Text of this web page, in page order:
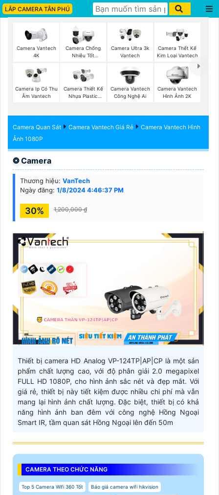
LẮP CAMERA TÂN PHÚ
Camera Vantech
4K
Camera Chống
Nhiễu Tốt
Camera Ultra 3k
Vantech
Camera Thết Kế
Kim Loại Vantech
Camera Ip Có Thu
Âm Vantech
Camera Thiết Kế
Nhựa Plastic
Camera Vantech
Công Nghệ Ai
Camera Vantech
Hình Ảnh 2K
Camera Quan Sát Camera Vantech Giá Rẻ
Camera Vantech Hình
Ảnh 1080P
❂ Camera
Thương hiệu: VanTech
Ngày đăng: 1/8/2024 4:46:37 PM
30% 1,200,000 ₫
Thiết bị camera HD Analog VP-124TP|AP|CP là một sản
phẩm chất lượng cao, với độ phân giải 2.0 megapixel
FULL HD 1080P, cho hình ảnh sắc nét và đẹp mắt. Với
giá rẻ, thiết bị này tiết kiệm được nhiều chi phí mà vẫn
mang lại hình ảnh chất lượng. Đặc biệt, thiết bị có khả
năng hình ảnh ban đêm với công nghệ Hồng Ngoại
Smart IR, tầm quan sát Hồng Ngoại lên đến 50m
CAMERA THEO CHỨC NĂNG
Top 5 Camera Wifi 360 Tốt Báo giá camera wifi hikvision